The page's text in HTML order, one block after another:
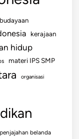
kerajaan
hidup
materi IPS SMP
organisasi
penjajahan belanda